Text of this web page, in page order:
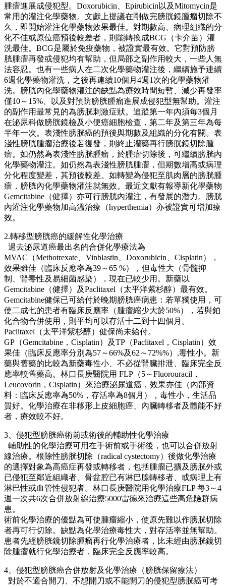
腫瘤進展成侵犯型。Doxorubicin、Epirubicin以及Mitomycin是
常用的灌注化學藥物。文獻上提議在剛做完膀胱鏡腫瘤切除不
久，即開始灌注化學藥物效果最佳。對期數高、病理組織的分
化不佳或原位癌預後較差者，則能轉換成BCG（卡介苗）灌
洗最佳。BCG是屬於免疫藥物，被證實最有效。它對預防膀
胱腫瘤再發或侵犯均有幫助，但局部之副作用較大，一些人無
法容忍。也有一些病人在二次化學藥物灌注後，繼續施予連續
6週化學藥物灌洗，之後再連續10個月4週1次的化學藥物灌
洗。膀胱內化學藥物灌注的缺點為療效時間短暫、減少再發率
僅10～15%、以及對預防膀胱腫瘤進展成侵犯型無幫助。灌注
的副作用最常見的為膀胱刺激症狀。追蹤第一年內須每3個月
在泌尿科做膀胱鏡檢及小便癌細胞檢查，第二年及第三年為每
半年一次。表淺性膀胱癌的預後與期數及組織的分化有關。表
淺性膀胱腫瘤治療後若復發，則終止灌藥再行膀胱鏡切除腫
瘤。如仍然為表淺性膀胱腫瘤，於腫瘤切除後，可繼續膀胱內
化學藥物灌注。如仍然為表淺性膀胱腫瘤，但期數增高或病理
分化程度變差，其預後較差。如轉變為侵犯至肌肉層的膀胱腫
瘤，膀胱內化學藥物灌注就無效。最近文獻有報導新化學藥物
Gemcitabine（健擇）亦可行膀胱內灌注，有發展的潛力。膀胱
內灌注化學藥物加高溫治療（hyperthemia）亦被證實可增加療
效。
2.轉移型膀胱癌的緩解性化學治療
過去泌尿道癌最出名的合併化學療法為
MVAC（Methotrexate、Vinblastin、Doxorubicin、Cisplatin），
效果雖佳（臨床反應率為39～65 %），但毒性大（骨髓抑
制、腎毒性及易細菌感染），現在已較少用。新藥以
Gemcitabine（健擇）及Paclitaxel（太平洋紫杉醇）最有效。
Gemcitabine健保已可給付於晚期膀胱癌病患：若單獨使用，可
使二成七的患者有臨床反應率（腫瘤縮少大於50%），若與鉑
化合物合併使用，則平均可以存活十二到十四個月。
Paclitaxel（太平洋紫杉醇）健保尚未給付。
GP（Gemcitabine，Cisplatin）及TP（Paclitaxel，Cisplatin）效
果佳（臨床反應率分別為57～66%及62～72%%）,毒性小。新
藥與舊藥的比較為新藥毒性小、不必從腎臟排泄、臨床完全反
應率較舊藥高。林口長庚醫院用 FLP（5～Fluorouracil，
Leucovorin，Cisplatin）來治療泌尿道癌，效果亦佳（內部資
料：臨床反應率為50%，存活率為8個月），毒性小，生活品
質好。化學治療在非移形上皮細胞癌、內臟轉移者及體能不好
者，療效較不好。
3、侵犯型膀胱癌術前或術後的輔助性化學治療
輔助性的化學治療可用在手術前或手術後，也可以合併放射
線治療。根除性膀胱切除（radical cystectomy）後做化學治療
的選擇對象為高癌症再發或轉移者，包括腫瘤已擴及膀胱外或
已侵犯至鄰近組織者、骨盆腔已有淋巴腺轉移者、或病理上有
淋巴性或血管性侵犯者。林口長庚醫院用化學治療FLP 每3～4
週一次共6次合併放射線治療5000雷德來治療這些高危險群病
患。
術前化學治療的優點為可使腫瘤縮小，使原先難以作膀胱切除
者再可行切除。缺點為化學治療毒性大，對存活率並無幫助。
患者先經膀胱鏡切除腫瘤再行化學治療者，比未經由膀胱鏡切
除腫瘤就行化學治療者，臨床完全反應率較高。
4、侵犯型膀胱癌合併放射及化學治療（膀胱保留療法）
對於不適合開刀、不想開刀或不能開刀的侵犯型膀胱癌可考